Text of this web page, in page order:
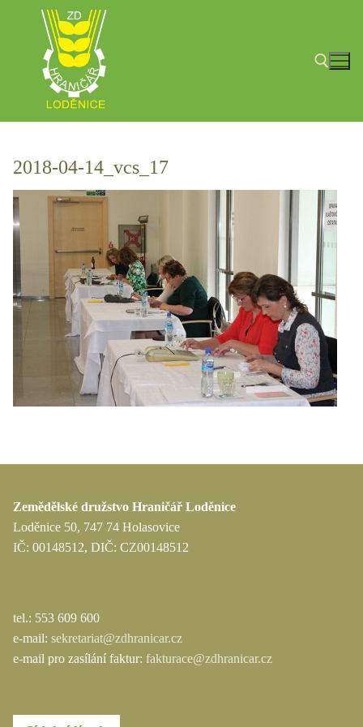
Přeskočit
2018-04-14_vcs_17
Zemědělské družstvo Hraničář Loděnice
Loděnice 50, 747 74 Holasovice
IČ: 00148512, DIČ: CZ00148512
tel.: 553 609 600
e-mail: sekretariat@zdhranicar.cz
e-mail pro zasílání faktur: fakturace@zdhranicar.cz